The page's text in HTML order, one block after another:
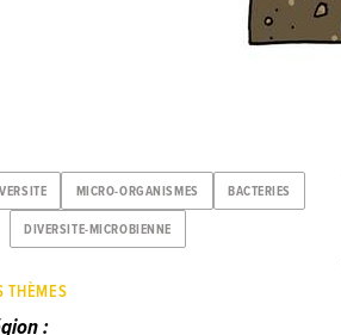
MICRO-ORGANISMES BACTERIES
DIVERSITE-MICROBIENNE
THÈMES
: